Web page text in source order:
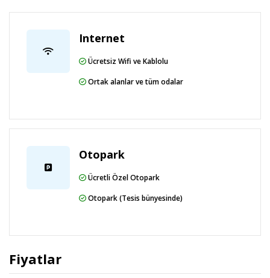
Internet
Ücretsiz Wifi ve Kablolu
Ortak alanlar ve tüm odalar
Otopark
Ücretli Özel Otopark
Otopark (Tesis bünyesinde)
Fiyatlar